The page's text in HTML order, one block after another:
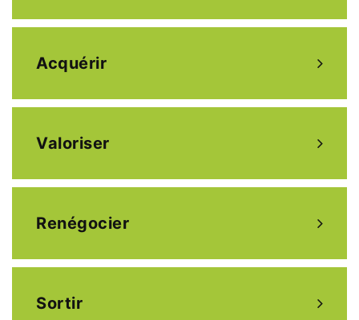
Acquérir
Valoriser
Renégocier
Sortir